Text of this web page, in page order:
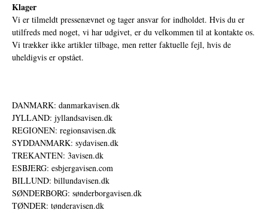
Klager
Vi er tilmeldt pressenævnet og tager ansvar for indholdet. Hvis du er
utilfreds med noget, vi har udgivet, er du velkommen til at kontakte os.
Vi trækker ikke artikler tilbage, men retter faktuelle fejl, hvis de
uheldigvis er opstået.
DANMARK: danmarkavisen.dk
JYLLAND: jyllandsavisen.dk
REGIONEN: regionsavisen.dk
SYDDANMARK: sydavisen.dk
TREKANTEN: 3avisen.dk
ESBJERG: esbjergavisen.com
BILLUND: billundavisen.dk
SØNDERBORG: sønderborgavisen.dk
TØNDER: tønderavisen.dk